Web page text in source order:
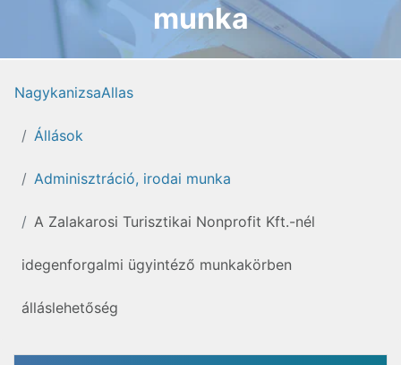
munka
NagykanizsaAllas
Állások
Adminisztráció, irodai munka
A Zalakarosi Turisztikai Nonprofit Kft.-nél
idegenforgalmi ügyintéző munkakörben
álláslehetőség